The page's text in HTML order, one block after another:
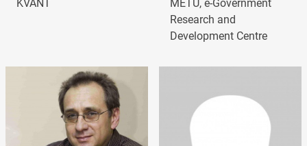
KVANT
METU, e-Government
Research and
Development Centre